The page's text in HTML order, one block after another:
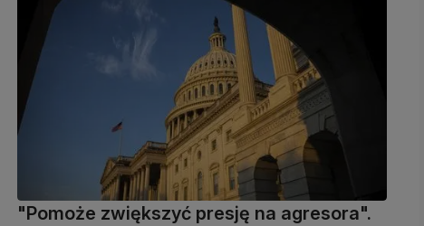
"Pomoże zwiększyć presję na agresora".